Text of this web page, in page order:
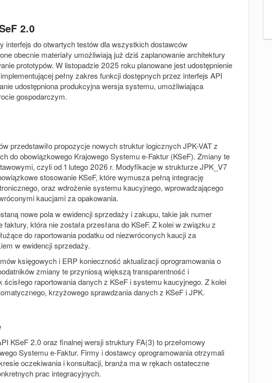
2.0
interfejs do otwartych testów dla wszystkich dostawców
obecnie materiały umożliwiają już dziś zaplanowanie architektury
prototypów. W listopadzie 2025 roku planowane jest udostępnienie
pełny zakres funkcji dostępnych przez interfejs API
udostępniona produkcyjna wersja systemu, umożliwiająca
gospodarczym.
przedstawiło propozycje nowych struktur logicznych JPK-VAT z
do obowiązkowego Krajowego Systemu e-Faktur (KSeF). Zmiany te
czyli od 1 lutego 2026 r. Modyfikacje w strukturze JPK_V7
stosowanie KSeF, które wymusza pełną integrację
oraz wdrożenie systemu kaucyjnego, wprowadzającego
kaucjami za opakowania.
nowe pola w ewidencji sprzedaży i zakupu, takie jak numer
która nie została przesłana do KSeF. Z kolei w związku z
do raportowania podatku od niezwróconych kaucji za
w ewidencji sprzedaży.
księgowych i ERP konieczność aktualizacji oprogramowania o
zmiany te przyniosą większą transparentność i
raportowania danych z KSeF i systemu kaucyjnego. Z kolei
krzyżowego sprawdzania danych z KSeF i JPK.
KSeF 2.0 oraz finalnej wersji struktury FA(3) to przełomowy
Systemu e-Faktur. Firmy i dostawcy oprogramowania otrzymali
oczekiwania i konsultacji, branża ma w rękach ostateczne
prac integracyjnych.